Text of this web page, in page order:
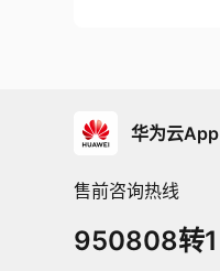
华为云App
售前咨询热线
950808转1